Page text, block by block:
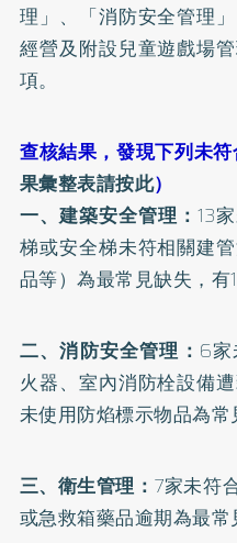
理」、「消防安全管理
經營及附設兒童遊戲場
項。
查核結果，發現下列未
果彙整表請按此）
一、建築安全管理： 13
梯或安全梯未符相關建
品等）為最常見缺失，有
二、消防安全管理： 6
火器、室內消防栓設備
未使用防焰標示物品為常
三、衛生管理： 7家未符
或急救箱藥品逾期為最常